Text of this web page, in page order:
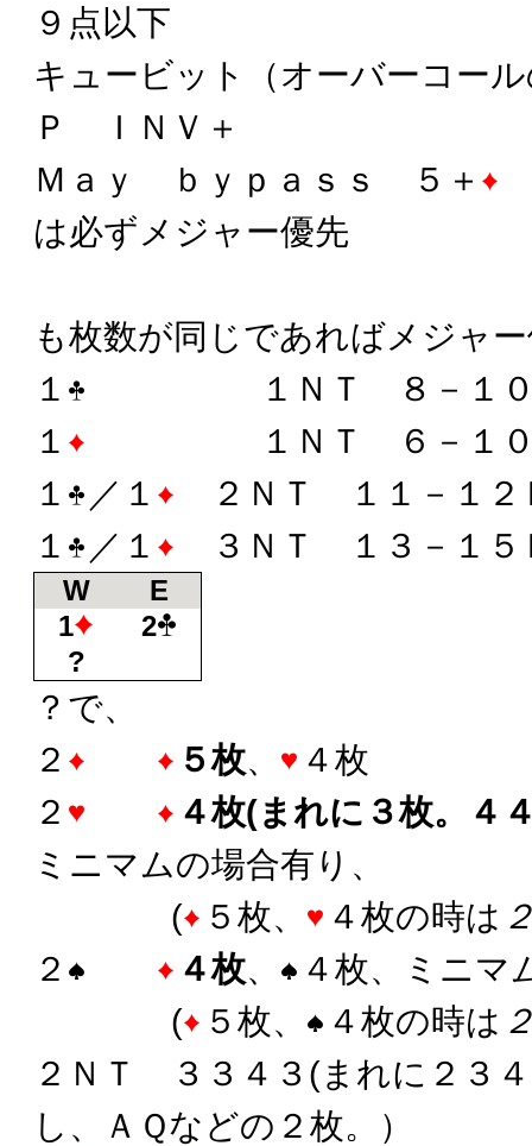
９点以下
キュービット（オーバーコ
Ｐ ＩＮＶ＋
Ｍａｙ ｂｙｐａｓｓ ５＋
は必ずメジャー優先
も枚数が同じであればメジャ
１
１ＮＴ ８－１０
１
１ＮＴ ６－１０
１
／１
２ＮＴ １１－１２
１
／１ ３ＮＴ １３－１５
W
E
1
2
?
？で、
２
５枚、
４枚
２
４枚(まれに３枚。４
ミニマムの場合有り、
(
５枚、 ４枚の時は
２
４枚、
４枚、ミニマ
(
５枚、 ４枚の時は
２ＮＴ ３３４３(まれに２３
し、ＡＱなどの２枚。）